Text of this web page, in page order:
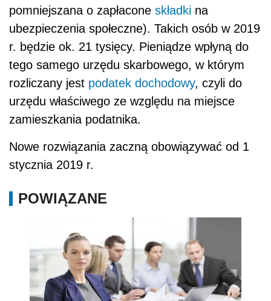
pomniejszana o zapłacone składki na
ubezpieczenia społeczne). Takich osób w 2019
r. będzie ok. 21 tysięcy. Pieniądze wpłyną do
tego samego urzędu skarbowego, w którym
rozliczany jest podatek dochodowy, czyli do
urzędu właściwego ze względu na miejsce
zamieszkania podatnika.
Nowe rozwiązania zaczną obowiązywać od 1
stycznia 2019 r.
POWIĄZANE